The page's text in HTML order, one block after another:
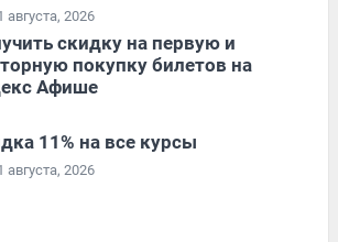
августа, 2026
скидку на первую и
покупку билетов на
Афише
11% на все курсы
августа, 2026